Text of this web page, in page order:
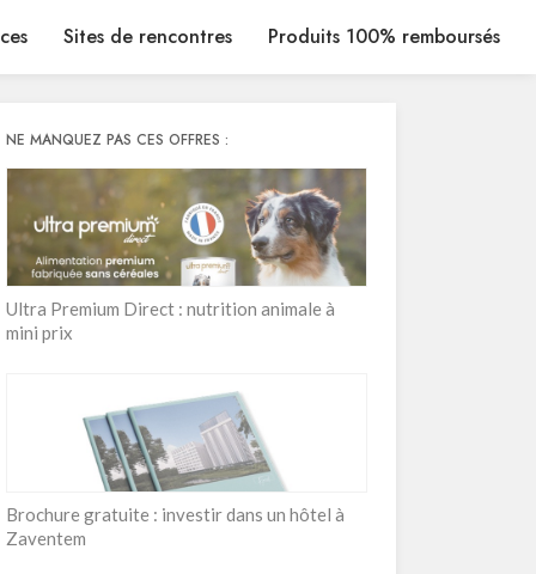
Sites de rencontres Produits 100% remboursés
NE MANQUEZ PAS CES OFFRES :
Ultra Premium Direct : nutrition animale à
mini prix
Brochure gratuite : investir dans un hôtel à
Zaventem